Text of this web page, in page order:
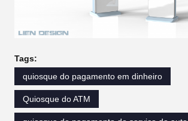
Tags:
quiosque do pagamento em dinheiro
Quiosque do ATM